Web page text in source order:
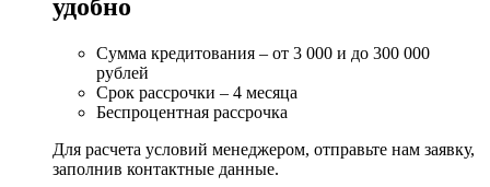
удобно
Сумма кредитования – от 3 000 и до 300 000
рублей
Срок рассрочки – 4 месяца
Беспроцентная рассрочка
Для расчета условий менеджером, отправьте нам заявку,
заполнив контактные данные.